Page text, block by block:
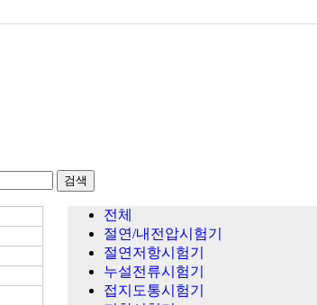
검색
전체
절연/내전압시험기
절연저항시험기
누설전류시험기
접지도통시험기